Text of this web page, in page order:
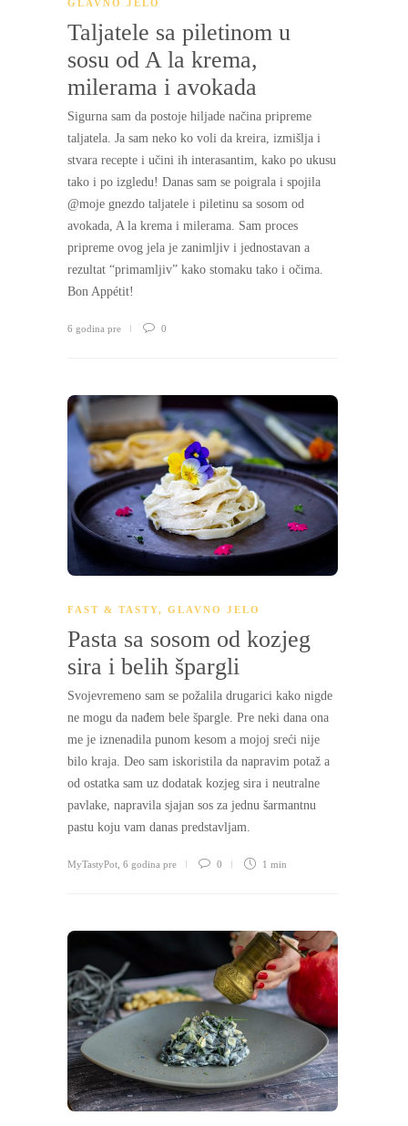
GLAVNO JELO
Taljatele sa piletinom u
sosu od A la krema,
milerama i avokada
Sigurna sam da postoje hiljade načina pripreme
taljatela. Ja sam neko ko voli da kreira, izmišlja i
stvara recepte i učini ih interasantim, kako po ukusu
tako i po izgledu! Danas sam se poigrala i spojila
@moje gnezdo taljatele i piletinu sa sosom od
avokada, A la krema i milerama. Sam proces
pripreme ovog jela je zanimljiv i jednostavan a
rezultat “primamljiv” kako stomaku tako i očima.
Bon Appétit!
6 godina pre 0
FAST & TASTY, GLAVNO JELO
Pasta sa sosom od kozjeg
sira i belih špargli
Svojevremeno sam se požalila drugarici kako nigde
ne mogu da nađem bele špargle. Pre neki dana ona
me je iznenadila punom kesom a mojoj sreći nije
bilo kraja. Deo sam iskoristila da napravim potaž a
od ostatka sam uz dodatak kozjeg sira i neutralne
pavlake, napravila sjajan sos za jednu šarmantnu
pastu koju vam danas predstavljam.
MyTastyPot 6 godina pre 0 1 min